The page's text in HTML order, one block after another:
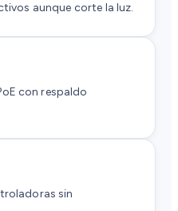
aunque corte la luz.
con respaldo
sin